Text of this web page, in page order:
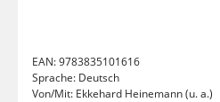
EAN:9783835101616
Sprache: Deutsch
Von/Mit: Ekkehard Heinemann (u. a.)